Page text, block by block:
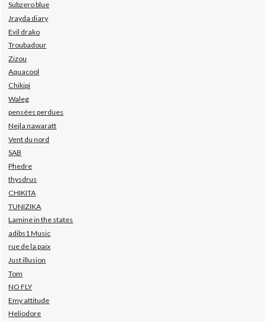
Subzero blue
Jrayda diary
Evil drako
Troubadour
Zizou
Aquacool
Chikipi
Waleg
pensées perdues
Nejla nawaratt
Vent du nord
SAB
Phedre
thysdrus
CHIKITA
TUNIZIKA
Lamine in the states
adibs1 Music
rue de la paix
Just illusion
Tom
NO FLY
Emy attitude
Heliodore